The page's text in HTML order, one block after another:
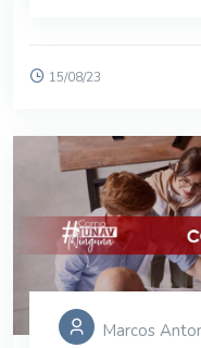
15/08/23
Marcos